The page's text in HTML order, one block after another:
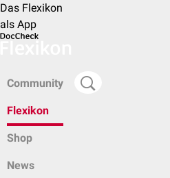
Das Flexikon
als App
Community
Flexikon
Shop
News